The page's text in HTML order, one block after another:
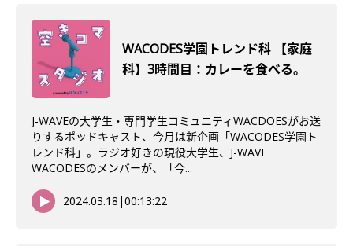
WACODES学園トレンド科 【家庭
科】3時間目：カレーを食べる。
J-WAVEの大学生・専門学生コミュニティWACDOESがお送
りするポッドキャスト、今月は新企画「WACODES学園ト
レンド科」。ラジオ好きの現役大学生、J-WAVE
WACODESのメンバーが、「今...
2024.03.18 |00:13:22